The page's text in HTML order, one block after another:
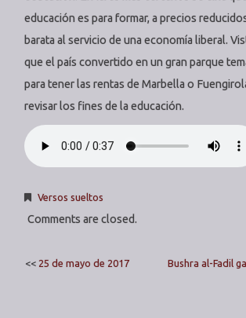
educación es para formar, a precios
barata al servicio de una economía liberal.
que el país convertido en un gran parque
para tener las rentas de Marbella o
revisar los fines de la educación.
Versos sueltos
Comments are closed.
Bushra al-Fadil
<< 25 de mayo de 2017